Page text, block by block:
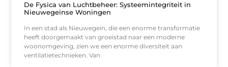
De Fysica van Luchtbeheer: Systeemintegriteit in
Nieuwegeinse Woningen
In een stad als Nieuwegein, die een enorme transformatie
heeft doorgemaakt van groeistad naar een moderne
woonomgeving, zien we een enorme diversiteit aan
ventilatietechnieken. Van